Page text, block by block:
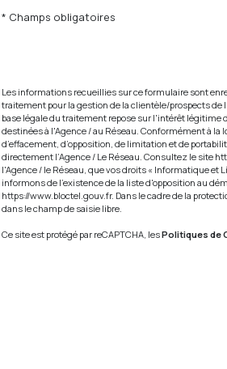
* Champs obligatoires
Les informations recueillies sur ce formulaire sont
traitement pour la gestion de la clientèle/prospects de
base légale du traitement repose sur l'intérêt légitime
destinées à l'Agence / au Réseau. Conformément à
d’effacement, d’opposition, de limitation et de
directement l’Agence / Le Réseau. Consultez le site
l'Agence / le Réseau, que vos droits « Informatique et
informons de l’existence de la liste d'opposition au
https://www.bloctel.gouv.fr. Dans le cadre de la
dans le champ de saisie libre.
Ce site est protégé par reCAPTCHA, lesPolitiques de